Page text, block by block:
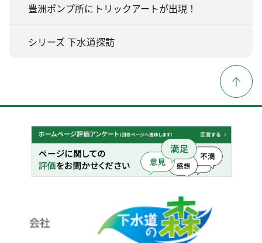
豊洲ポンプ所にトリックアートが出現！
シリーズ 下水道探訪